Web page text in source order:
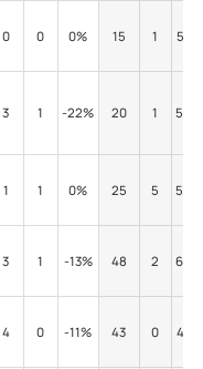
0 0 0% 15 1 53%
3 1 -22% 20 1 50%
1 1 0% 25 5 52%
3 1 -13% 48 2 65%
4 0 -11% 43 0 47%